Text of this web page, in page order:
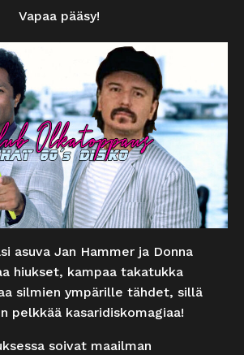
Vapaa pääsy!
asuva Jan Hammer ja Donna
hiukset, kampaa takatukka
silmien ympärille tähdet, sillä
pelkkää kasaridiskomagiaa!
soivat maailman